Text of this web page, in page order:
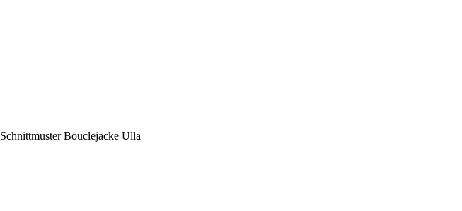
Schnittmuster Bouclejacke Ulla